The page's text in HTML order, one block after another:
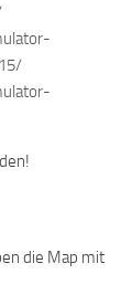
die Map mit